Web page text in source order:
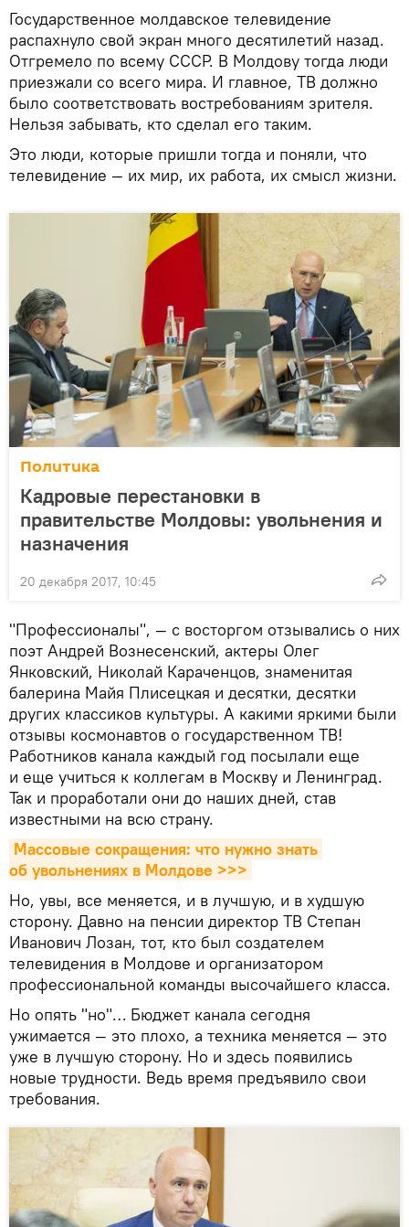
Государственное молдавское телевидение
распахнуло свой экран много десятилетий назад.
Отгремело по всему СССР. В Молдову тогда люди
приезжали со всего мира. И главное, ТВ должно
было соответствовать востребованиям зрителя.
Нельзя забывать, кто сделал его таким.
Это люди, которые пришли тогда и поняли, что
телевидение — их мир, их работа, их смысл жизни.
Политика
Кадровые перестановки в
правительстве Молдовы: увольнения и
назначения
20 декабря 2017, 10:45
"Профессионалы", — с восторгом отзывались о них
поэт Андрей Вознесенский, актеры Олег
Янковский, Николай Караченцов, знаменитая
балерина Майя Плисецкая и десятки, десятки
других классиков культуры. А какими яркими были
отзывы космонавтов о государственном ТВ!
Работников канала каждый год посылали еще
и еще учиться к коллегам в Москву и Ленинград.
Так и проработали они до наших дней, став
известными на всю страну.
Массовые сокращения: что нужно знать
об увольнениях в Молдове >>>
Но, увы, все меняется, и в лучшую, и в худшую
сторону. Давно на пенсии директор ТВ Степан
Иванович Лозан, тот, кто был создателем
телевидения в Молдове и организатором
профессиональной команды высочайшего класса.
Но опять "но"… Бюджет канала сегодня
ужимается — это плохо, а техника меняется — это
уже в лучшую сторону. Но и здесь появились
новые трудности. Ведь время предъявило свои
требования.